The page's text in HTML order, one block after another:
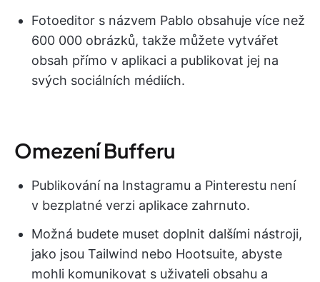
Fotoeditor s názvem Pablo obsahuje více než
600 000 obrázků, takže můžete vytvářet
obsah přímo v aplikaci a publikovat jej na
svých sociálních médiích.
Omezení Bufferu
Publikování na Instagramu a Pinterestu není
v bezplatné verzi aplikace zahrnuto.
Možná budete muset doplnit dalšími nástroji,
jako jsou Tailwind nebo Hootsuite, abyste
mohli komunikovat s uživateli obsahu a